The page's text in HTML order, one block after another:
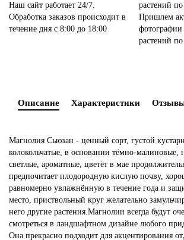
Наш сайт работает 24/7.
Обработка заказов происходит в
течение дня с 8:00 до 18:00
Пришлем
растений
Описание Характеристики
Магнолия Сьюзан - ценный сорт, густой
колокольчатые, в основании тёмно-малиновые,
светлые, ароматные, цветёт в мае
предпочитает плодородную кислую почву,
равномерно увлажнённую в течение года и
место, приствольный круг желательно
него другие растения.Магнолии всегда будут
смотреться в ландшафтном дизайне любого
Она прекрасно подходит для акцентирования